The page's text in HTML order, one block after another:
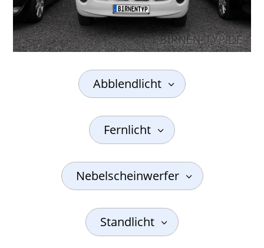
Abblendlicht
Fernlicht
Nebelscheinwerfer
Standlicht